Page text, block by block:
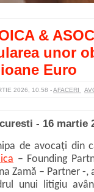
&
unor
Euro
2026, 10.58 -AFACERI
- 16 martie
de avocați din
– Founding
Zamă – Partner -,
unui litigiu